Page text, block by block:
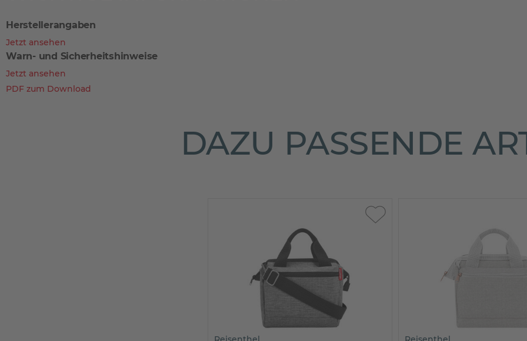
Herstellerangaben
Jetzt ansehen
Warn- und Sicherheitshinweise
Jetzt ansehen
PDF zum Download
DAZU PASSENDE